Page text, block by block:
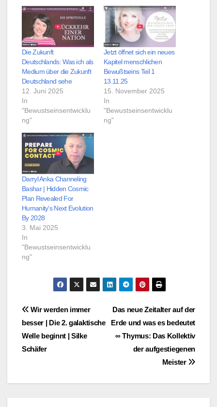
Die Zukunft
Deutschlands: Was ich als
Medium über die Zukunft
Deutschland sehe
12. Juni 2025
In
"Bewustseinsentwicklu
ng"
Jetzt öffnet sich ein neues
Kapitel menschlichen
Bewußtseins Teil 1
13.11.25
15. November 2025
In
"Bewustseinsentwicklu
ng"
Darryl Anka Channeling
Bashar | Hidden Cosmic
Plan Revealed For
Humanity’s Next Evolution
By 2028
3. Mai 2025
In
"Bewustseinsentwicklu
ng"
Beitragsnavigation
Das neue Zeitalter auf der
Erde und was es bedeutet
∞ Thymus: Das Kollektiv
der aufgestiegenen
Meister
Wir werden immer
besser | Die 2. galaktische
Welle beginnt | Silke
Schäfer